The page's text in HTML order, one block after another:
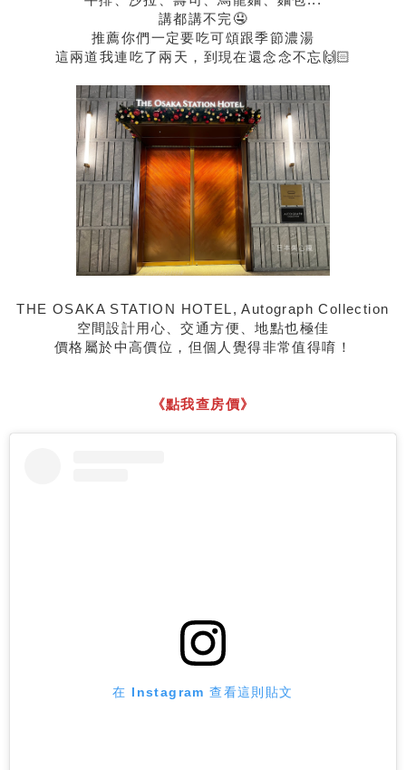
講都講不完🤤
推薦你們一定要吃可頌跟季節濃湯
這兩道我連吃了兩天，到現在還念念不忘🙌🏻
THE OSAKA STATION HOTEL, Autograph Collection
空間設計用心、交通方便、地點也極佳
價格屬於中高價位，但個人覺得非常值得唷！
《點我查房價》
在 Instagram 查看這則貼文